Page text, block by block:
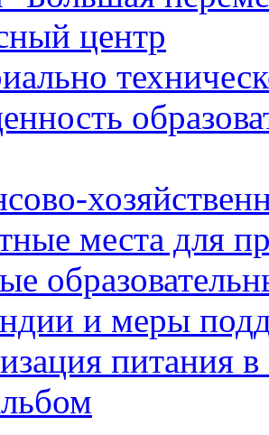
центр
места для
и меры
питания в